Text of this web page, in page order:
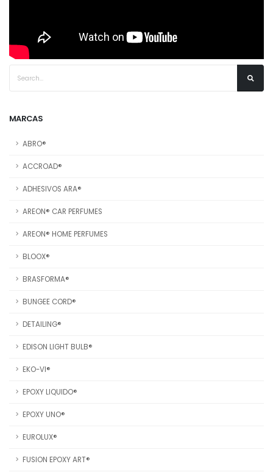
MARCAS
ABRO®
ACCROAD®
ADHESIVOS ARA®
AREON® CAR PERFUMES
AREON® HOME PERFUMES
BLOOX®
BRASFORMA®
BUNGEE CORD®
DETAILING®
EDISON LIGHT BULB®
EKO-VI®
EPOXY LIQUIDO®
EPOXY UNO®
EUROLUX®
FUSION EPOXY ART®